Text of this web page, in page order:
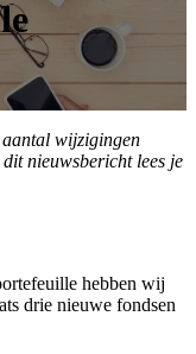
wijzigingen
nieuwsbericht lees je
hebben wij
drie nieuwe fondsen